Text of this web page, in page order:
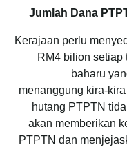
Jumlah Dana
Kerajaan perlu
RM4 bilion setiap
baharu
menanggung kira-
hutang PTPTN
akan memberikan
PTPTN dan